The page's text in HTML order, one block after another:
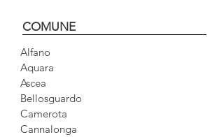
COMUNE
Alfano
Aquara
Ascea
Bellosguardo
Camerota
Cannalonga